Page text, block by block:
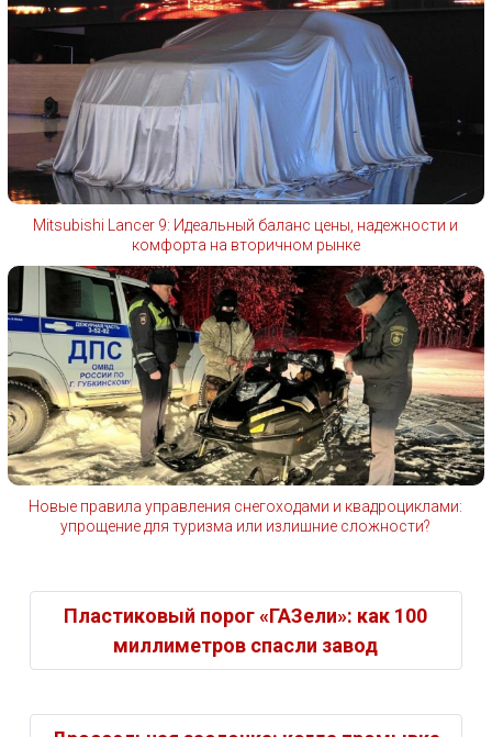
Mitsubishi Lancer 9: Идеальный баланс цены, надежности и
комфорта на вторичном рынке
Новые правила управления снегоходами и квадроциклами:
упрощение для туризма или излишние сложности?
Пластиковый порог «ГАЗели»: как 100
миллиметров спасли завод